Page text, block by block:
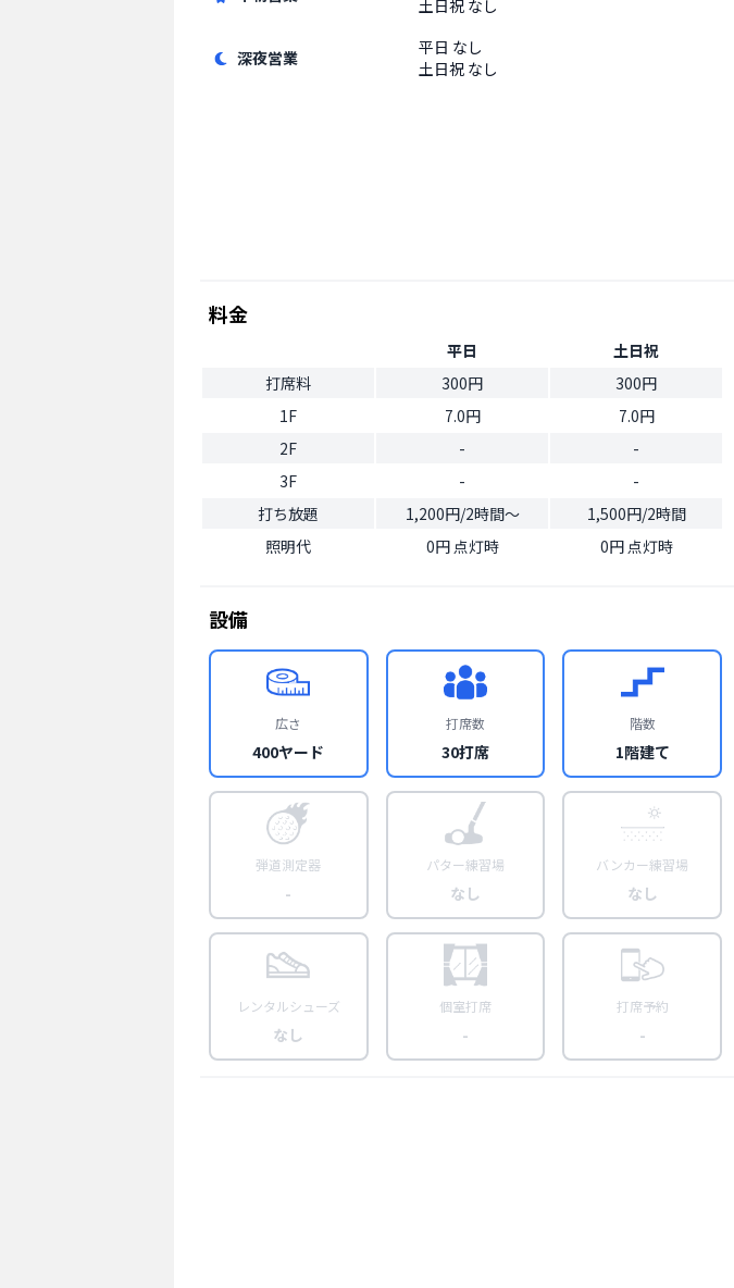
土日祝 なし
深夜営業 平日 なし
土日祝 なし
料金
平日
土日祝
打席料
300円
300円
1F
7.0円
7.0円
2F
-
-
3F
-
-
打ち放題
1,200円/2時間～
1,500円/2時間
照明代
0円 点灯時 0円 点灯時
設備
広さ
400ヤード
打席数
30打席
階数
1階建て
弾道測定器
-
パター練習場
なし
バンカー練習場
なし
レンタルシューズ
なし
個室打席
-
打席予約
-